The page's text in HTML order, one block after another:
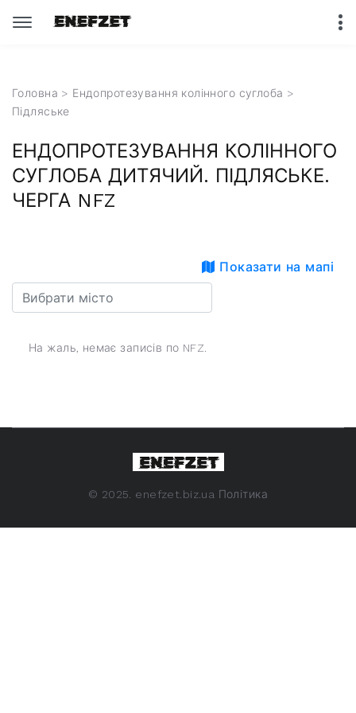
Головна > Ендопротезування колінного суглоба >
Підляське
ЕНДОПРОТЕЗУВАННЯ КОЛІННОГО
СУГЛОБА ДИТЯЧИЙ. ПІДЛЯСЬКЕ.
ЧЕРГА NFZ
Показати на мапі
На жаль, немає записів по NFZ.
© 2025. enefzet.biz.ua Політика